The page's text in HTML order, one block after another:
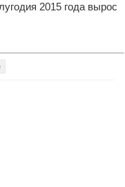
2015 года вырос